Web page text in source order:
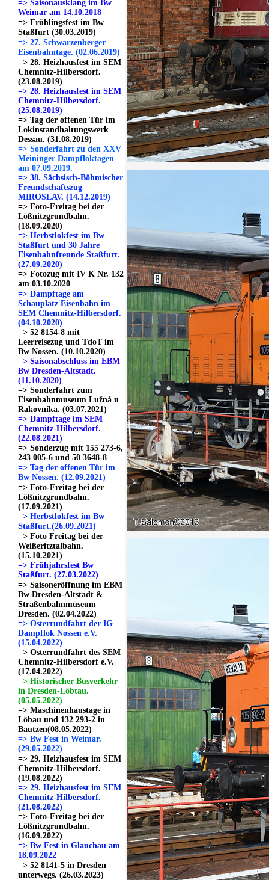
=> Saisonausklang im Bw
Weimar am 14.10.2018
=> Frühlingsfest im Bw
Staßfurt (30.03.2019)
=> 27. Schwarzenberger
Eisenbahntage. (02.06.2019)
=> 28. Heizhausfest im SEM
Chemnitz-Hilbersdorf.
(23.08.2019)
=> 28. Heizhausfest im SEM
Chemnitz-Hilbersdorf.
(25.08.2019)
=> Tag der offenen Tür im
Lokinstandhaltungswerk
Dessau. (31.08.2019)
=> Sonderfahrt zu den XXV
Meininger Dampfloktagen
am 07.09.2019.
=> 38. Sächsisch-Böhmischer
Freundschaftszug
MIROSLAV. (14.12.2019)
=> Foto-Freitag bei der
Lößnitzgrundbahn.
(18.09.2020)
=> Herbstlokfest im Bw
Staßfurt und 30 Jahre
Eisenbahnfreunde Staßfurt.
(27.09.2020)
=> Fotozug mit IV K Nr. 132
am 03.10.2020
=> Dampftage am
Schauplatz Eisenbahn im
SEM Chemnitz-Hilbersdorf.
(04.10.2020)
=> 52 8154-8 mit
Leerreisezug und TdoT im
Bw Nossen. (10.10.2020)
=> Saisonabschluss im EBM
Bw Dresden-Altstadt.
(11.10.2020)
=> Sonderfahrt zum
Eisenbahnmuseum Lužná u
Rakovníka. (03.07.2021)
=> Dampftage im SEM
Chemnitz-Hilbersdorf.
(22.08.2021)
=> Sonderzug mit 155 273-6,
243 005-6 und 50 3648-8
=> Tag der offenen Tür im
Bw Nossen. (12.09.2021)
=> Foto-Freitag bei der
Lößnitzgrundbahn.
(17.09.2021)
=> Herbstlokfest im Bw
Staßfurt.(26.09.2021)
=> Foto Freitag bei der
Weißeritztalbahn.
(15.10.2021)
=> Frühjahrsfest Bw
Staßfurt. (27.03.2022)
=> Saisoneröffnung im EBM
Bw Dresden-Altstadt &
Straßenbahnmuseum
Dresden. (02.04.2022)
=> Osterrundfahrt der IG
Dampflok Nossen e.V.
(15.04.2022)
=> Osterrundfahrt des SEM
Chemnitz-Hilbersdorf e.V.
(17.04.2022)
=> Historischer Busverkehr
in Dresden-Löbtau.
(05.05.2022)
=> Maschinenhaustage in
Löbau und 132 293-2 in
Bautzen(08.05.2022)
=> Bw Fest in Weimar.
(29.05.2022)
=> 29. Heizhausfest im SEM
Chemnitz-Hilbersdorf.
(19.08.2022)
=> 29. Heizhausfest im SEM
Chemnitz-Hilbersdorf.
(21.08.2022)
=> Foto-Freitag bei der
Lößnitzgrundbahn.
(16.09.2022)
=> Bw Fest in Glauchau am
18.09.2022
=> 52 8141-5 in Dresden
unterwegs. (26.03.2023)